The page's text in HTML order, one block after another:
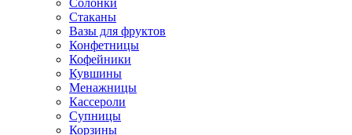
Солонки
Стаканы
Вазы для фруктов
Конфетницы
Кофейники
Кувшины
Менажницы
Кассероли
Супницы
Корзины